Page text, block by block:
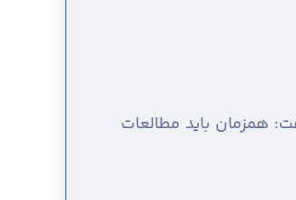
همزمان باید مطالعات